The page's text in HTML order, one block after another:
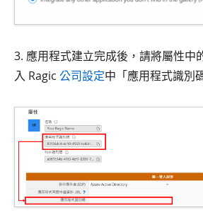
3. 應用程式建立完成後，請將屬性中
入 Ragic 公司設定中「應用程式識別